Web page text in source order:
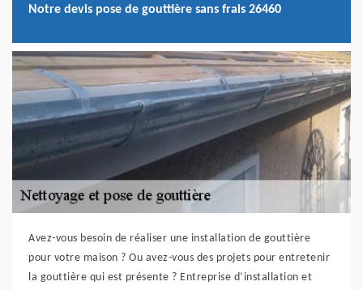
Notre devis pose de gouttière sans frais 26460
Avez-vous besoin de réaliser une installation de gouttière
pour votre maison ? Ou avez-vous des projets pour entretenir
la gouttière qui est présente ? Entreprise d’installation et